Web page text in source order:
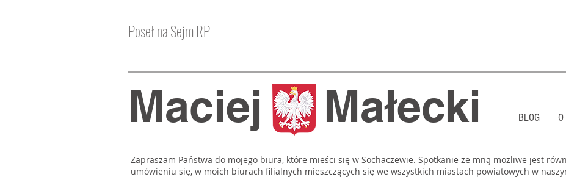
Maciej Małecki
Poseł na Sejm RP
BLOG
Zapraszam Państwa do mojego biura, które mieści się w Sochaczewie. Spotkanie ze mną możliwe jest
umówieniu się, w moich biurach filialnych mieszczących się we wszystkich miastach powiatowych w